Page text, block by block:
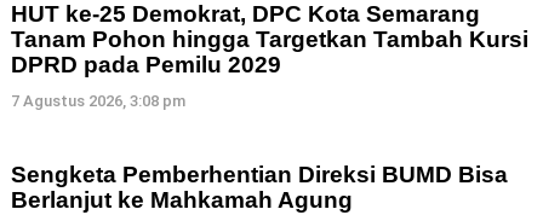
HUT ke-25 Demokrat, DPC Kota Semarang
Tanam Pohon hingga Targetkan Tambah Kursi
DPRD pada Pemilu 2029
7 Agustus 2026, 3:08 pm
Sengketa Pemberhentian Direksi BUMD Bisa
Berlanjut ke Mahkamah Agung